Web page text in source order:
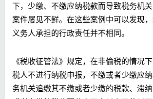
下，少缴、不缴应纳税款而导致税务机
案件屡见不鲜。在这些案例中可以发现
义务人承担的行政责任并不相同。
《税收征管法》规定，在非偷税的情况
税人不进行纳税申报，不缴或者少缴应
务机关追缴其不缴或者少缴的税款、滞